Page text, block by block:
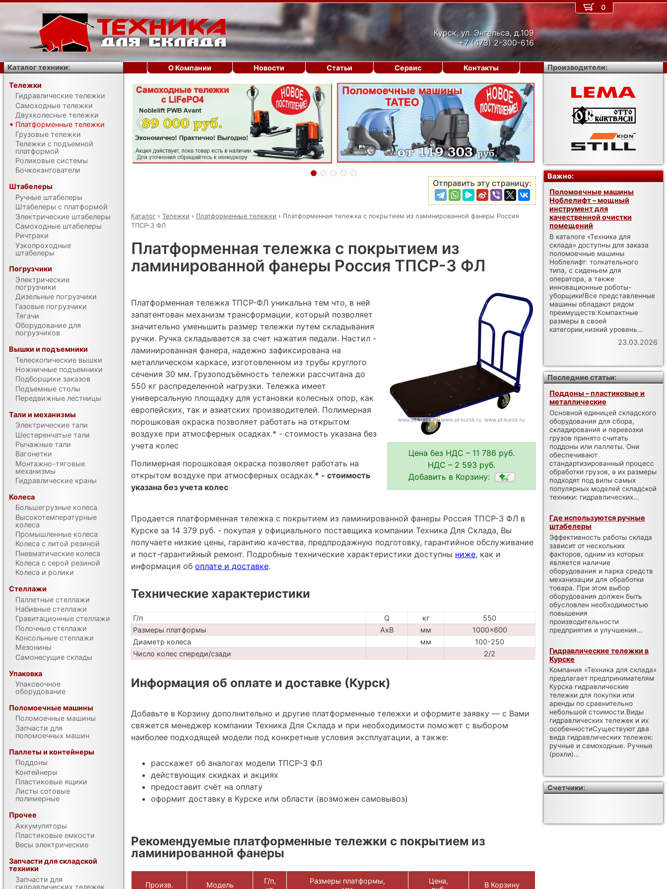
Курск, ул. Энгельса, д.109
+7 (473) 2-300-616
‹ ›
Отправить эту страницу:
Каталог › Тележки › Платформенные тележки › Платформенная тележка с покрытием из ламинированной фанеры Россия
ТПСР-3 ФЛ
Платформенная тележка с покрытием из
ламинированной фанеры Россия ТПСР-3 ФЛ
Цена без НДС – 11 786 руб.
НДС – 2 593 руб.
Добавить в Корзину:
Платформенная тележка ТПСР-ФЛ уникальна тем что, в ней
запатентован механизм трансформации, который позволяет
значительно уменьшить размер тележки путем складывания
ручки. Ручка складывается за счет нажатия педали. Настил -
ламинированная фанера, надежно зафиксирована на
металлическом каркасе, изготовленном из трубы круглого
сечения 30 мм. Грузоподъёмность тележки рассчитана до
550 кг распределенной нагрузки. Тележка имеет
универсальную площадку для установки колесных опор, как
европейских, так и азиатских производителей. Полимерная
порошковая окраска позволяет работать на открытом
воздухе при атмосферных осадках.* - стоимость указана без
учета колес
Полимерная порошковая окраска позволяет работать на
открытом воздухе при атмосферных осадках.* - стоимость
указана без учета колес
Продается платформенная тележка с покрытием из ламинированной фанеры Россия ТПСР-3 ФЛ в
Курске за 14 379 руб. - покупая у официального поставщика компании Техника Для Склада, Вы
получаете низкие цены, гарантию качества, предпродажную подготовку, гарантийное обслуживание
и пост-гарантийный ремонт. Подробные технические характеристики доступны ниже, как и
информация об оплате и доставке.
Технические характеристики
Г/п Q кг
550
Размеры платформы
AxB мм
1000x600
Диаметр колеса
мм
100-250
Число колес спереди/сзади
2/2
Информация об оплате и доставке (Курск)
Добавьте в Корзину дополнительно и другие платформенные тележки и оформите заявку — с Вами
свяжется менеджер компании Техника Для Склада и при необходимости поможет с выбором
наиболее подходящей модели под конкретные условия эксплуатации, а также:
расскажет об аналогах модели ТПСР-3 ФЛ
действующих скидках и акциях
предоставит счёт на оплату
оформит доставку в Курске или области (возможен самовывоз)
Рекомендуемые платформенные тележки с покрытием из
ламинированной фанеры
Произв. Модель
Г/п,
Размеры платформы,
Цена,
В Корзину
0
О Компании Новости Статьи Сервис Контакты
Каталог техники:
Тележки
Гидравлические тележки
Самоходные тележки
Двухколесные тележки
Платформенные тележки
Грузовые тележки
Тележки с подъемной
платформой
Роликовые системы
Бочкокантователи
Штабелеры
Ручные штабелеры
Штабелеры с платформой
Электрические штабелеры
Самоходные штабелеры
Ричтраки
Узкопроходные
штабелеры
Погрузчики
Электрические
погрузчики
Дизельные погрузчики
Газовые погрузчики
Тягачи
Оборудование для
погрузчиков
Вышки и подъемники
Телескопические вышки
Ножничные подъемники
Подборщики заказов
Подъемные столы
Передвижные лестницы
Тали и механизмы
Электрические тали
Шестеренчатые тали
Рычажные тали
Вагонетки
Монтажно-тяговые
механизмы
Гидравлические краны
Колеса
Большегрузные колеса
Высокотемпературные
колеса
Промышленные колеса
Колеса с литой резиной
Пневматические колеса
Колеса с серой резиной
Колеса и ролики
Стеллажи
Паллетные стеллажи
Набивные стеллажи
Гравитационные стеллажи
Полочные стеллажи
Консольные стеллажи
Мезонины
Самонесущие склады
Упаковка
Упаковочное
оборудование
Поломоечные машины
Поломоечные машины
Запчасти для
поломоечных машин
Паллеты и контейнеры
Поддоны
Контейнеры
Пластиковые ящики
Листы сотовые
полимерные
Прочее
Аккумуляторы
Пластиковые емкости
Весы электрические
Запчасти для складской
техники
Запчасти для
гидравлических тележек
Производители:
Важно:
Поломоечные машины
Ноблелифт – мощный
инструмент для
качественной очистки
помещений
В каталоге «Техника для
склада» доступны для заказа
поломоечные машины
Ноблелифт: толкательного
типа, с сиденьем для
оператора, а также
инновационные роботы-
уборщики!Все представленные
машины обладают рядом
преимуществ:Компактные
размеры в своей
категории,низкий уровень...
23.03.2026
Последние статьи:
Поддоны – пластиковые и
металлические
Основной единицей складского
оборудования для сбора,
складирования и перевозки
грузов принято считать
поддоны или паллеты. Они
обеспечивают
стандартизированный процесс
обработки грузов, а их размеры
подходят под вилы самых
популярных моделей складской
техники: гидравлических...
Где используются ручные
штабелеры
Эффективность работы склада
зависит от нескольких
факторов, одним из которых
является наличие
оборудования и парка средств
механизации для обработки
товара. При этом выбор
оборудования должен быть
обусловлен необходимостью
повышения
производительности
предприятия и улучшения...
Гидравлические тележки в
Курске
Компания «Техника для склада»
предлагает предпринимателям
Курска гидравлические
тележки для покупки или
аренды по сравнительно
небольшой стоимости.Виды
гидравлических тележек и их
особенностиСуществуют два
вида гидравлических тележек:
ручные и самоходные. Ручные
(рохли)...
Счетчики: